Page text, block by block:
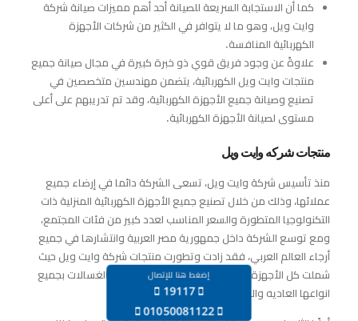
كما أن الاستجابة السريعة للصيانة أحد أهم مميزات صيانة شركة
وايت ويل، وهو ما لا يتوافر في الكثير من شركات الأجهزة
الكهربائية المنافسة.
علاوةً عن وجود فريق قوي ذو خبرة كبيرة في مجال صيانة جميع
منتجات وايت ويل الكهربائية، يتضمن مهندسين متخصصين في
تصنيع وصيانة جميع الأجهزة الكهربائية، وقد تم تدريبهم على أعلى
مستوى لصيانة الأجهزة الكهربائية.
منتجات شركه وايت ويل
منذ تأسيس شركة وايت ويل، تسعى الشركة دائما في إرضاء جميع
عملائها، وذلك من خلال تصنيع جميع الأجهزة الكهربائية المنزلية ذات
التكنولوجيا المتطورة والسعر المناسب لعدد كبير من فئات المجتمع،
ومع توسع الشركة داخل جمهورية مصر العربية وانتشارها في جميع
أرجاء العالم العربي، فقد زادت وتطورت منتجات شركة وايت ويل حيث
شملت كل الأجهزة المنزلية من شفاطات، بوتاجازات، الغسالات بجميع
انواعها العاديه والاوتوماتيك والنصف اتوماتيك.
إضغط هنا للإتصال
19117
‪01050081122‬‏